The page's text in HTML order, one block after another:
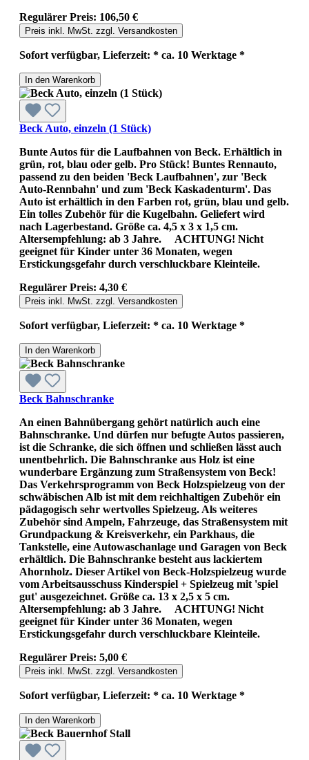
Regulärer Preis: 106,50 €
Preis inkl. MwSt. zzgl. Versandkosten
Sofort verfügbar, Lieferzeit: * ca. 10 Werktage *
In den Warenkorb
Beck Auto, einzeln (1 Stück)
Bunte Autos für die Laufbahnen von Beck. Erhältlich in
grün, rot, blau oder gelb. Pro Stück! Buntes Rennauto,
passend zu den beiden 'Beck Laufbahnen', zur 'Beck
Auto-Rennbahn' und zum 'Beck Kaskadenturm'. Das
Auto ist erhältlich in den Farben rot, grün, blau und gelb.
Ein tolles Zubehör für die Kugelbahn. Geliefert wird
nach Lagerbestand. Größe ca. 4,5 x 3 x 1,5 cm.
Altersempfehlung: ab 3 Jahre. ACHTUNG! Nicht
geeignet für Kinder unter 36 Monaten, wegen
Erstickungsgefahr durch verschluckbare Kleinteile.
Regulärer Preis: 4,30 €
Preis inkl. MwSt. zzgl. Versandkosten
Sofort verfügbar, Lieferzeit: * ca. 10 Werktage *
In den Warenkorb
Beck Bahnschranke
An einen Bahnübergang gehört natürlich auch eine
Bahnschranke. Und dürfen nur befugte Autos passieren,
ist die Schranke, die sich öffnen und schließen lässt auch
unentbehrlich. Die Bahnschranke aus Holz ist eine
wunderbare Ergänzung zum Straßensystem von Beck!
Das Verkehrsprogramm von Beck Holzspielzeug von der
schwäbischen Alb ist mit dem reichhaltigen Zubehör ein
pädagogisch sehr wertvolles Spielzeug. Als weiteres
Zubehör sind Ampeln, Fahrzeuge, das Straßensystem mit
Grundpackung & Kreisverkehr, ein Parkhaus, die
Tankstelle, eine Autowaschanlage und Garagen von Beck
erhältlich. Die Bahnschranke besteht aus lackiertem
Ahornholz. Dieser Artikel von Beck-Holzspielzeug wurde
vom Arbeitsausschuss Kinderspiel + Spielzeug mit 'spiel
gut' ausgezeichnet. Größe ca. 13 x 2,5 x 5 cm.
Altersempfehlung: ab 3 Jahre. ACHTUNG! Nicht
geeignet für Kinder unter 36 Monaten, wegen
Erstickungsgefahr durch verschluckbare Kleinteile.
Regulärer Preis: 5,00 €
Preis inkl. MwSt. zzgl. Versandkosten
Sofort verfügbar, Lieferzeit: * ca. 10 Werktage *
In den Warenkorb